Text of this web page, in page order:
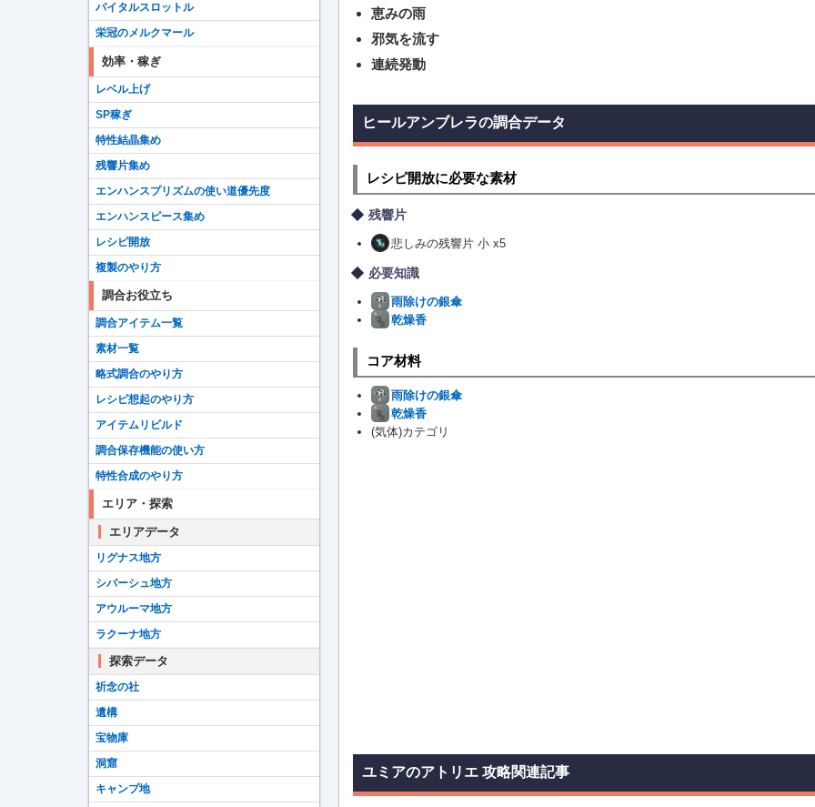
恵みの雨
邪気を流す
連続発動
ヒールアンブレラの調合データ
レシピ開放に必要な素材
残響片
悲しみの残響片 小 x5
必要知識
雨除けの銀傘
乾燥香
コア材料
雨除けの銀傘
乾燥香
(気体)カテゴリ
ユミアのアトリエ 攻略関連記事
バイタルスロットル
栄冠のメルクマール
効率・稼ぎ
レベル上げ
SP稼ぎ
特性結晶集め
残響片集め
エンハンスプリズムの使い道優先度
エンハンスピース集め
レシピ開放
複製のやり方
調合お役立ち
調合アイテム一覧
素材一覧
略式調合のやり方
レシピ想起のやり方
アイテムリビルド
調合保存機能の使い方
特性合成のやり方
エリア・探索
エリアデータ
リグナス地方
シバーシュ地方
アウルーマ地方
ラクーナ地方
探索データ
祈念の社
遺構
宝物庫
洞窟
キャンプ地